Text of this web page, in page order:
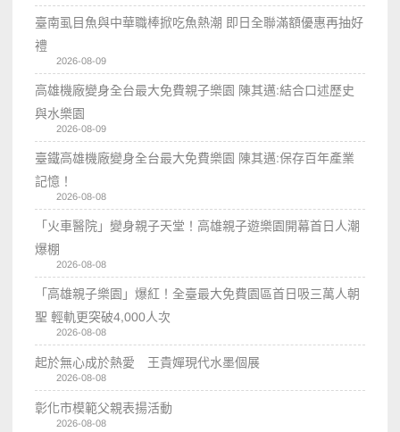
臺南虱目魚與中華職棒掀吃魚熱潮 即日全聯滿額優惠再抽好
禮
2026-08-09
高雄機廠變身全台最大免費親子樂園 陳其邁:結合口述歷史
與水樂園
2026-08-09
臺鐵高雄機廠變身全台最大免費樂園 陳其邁:保存百年產業
記憶！
2026-08-08
「火車醫院」變身親子天堂！高雄親子遊樂園開幕首日人潮
爆棚
2026-08-08
「高雄親子樂園」爆紅！全臺最大免費園區首日吸三萬人朝
聖 輕軌更突破4,000人次
2026-08-08
起於無心成於熱愛 王貴嬋現代水墨個展
2026-08-08
彰化市模範父親表揚活動
2026-08-08